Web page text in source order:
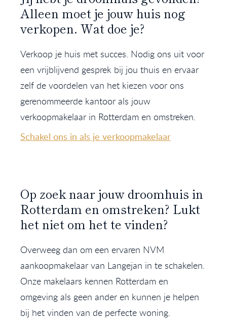
Alleen moet je jouw huis nog
verkopen. Wat doe je?
Verkoop je huis met succes. Nodig ons uit voor
een vrijblijvend gesprek bij jou thuis en ervaar
zelf de voordelen van het kiezen voor ons
gerenommeerde kantoor als jouw
verkoopmakelaar in Rotterdam en omstreken.
Schakel ons in als je verkoopmakelaar
Op zoek naar jouw droomhuis in
Rotterdam en omstreken? Lukt
het niet om het te vinden?
Overweeg dan om een ervaren NVM
aankoopmakelaar van Langejan in te schakelen.
Onze makelaars kennen Rotterdam en
omgeving als geen ander en kunnen je helpen
bij het vinden van de perfecte woning.